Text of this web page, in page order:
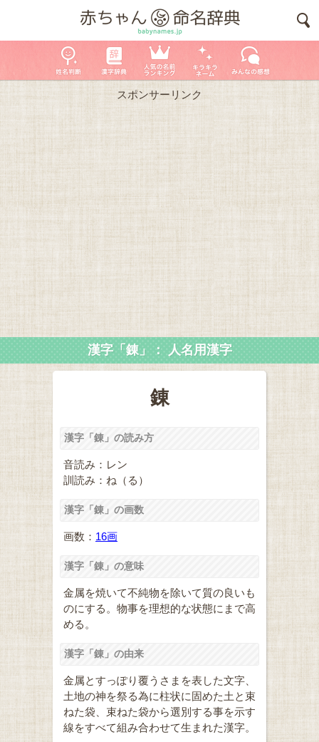
スポンサーリンク
漢字「錬」： 人名用漢字
錬
漢字「錬」の読み方
音読み：レン
訓読み：ね（る）
漢字「錬」の画数
画数： 16画
漢字「錬」の意味
金属を焼いて不純物を除いて質の良いも
のにする。物事を理想的な状態にまで高
める。
漢字「錬」の由来
金属とすっぽり覆うさまを表した文字、
土地の神を祭る為に柱状に固めた土と束
ねた袋、束ねた袋から選別する事を示す
線をすべて組み合わせて生まれた漢字。